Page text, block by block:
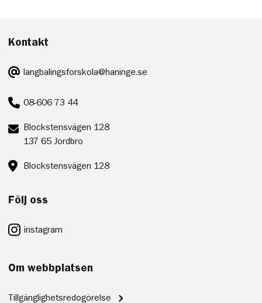
Kontakt
E-
post:
langbalingsforskola@haninge.se
Telefon:
08-606 73 44
Postadress:
Blockstensvägen 128
137 65 Jordbro
Besöksadress:
Blockstensvägen 128
Följ oss
instagram
Om webbplatsen
Tillgänglighetsredogörelse